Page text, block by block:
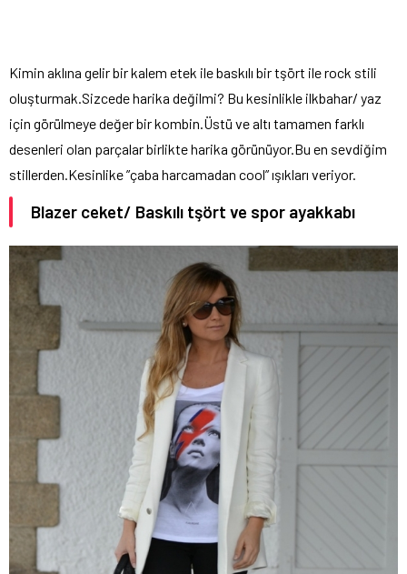
Kimin aklına gelir bir kalem etek ile baskılı bir tşört ile rock stili
oluşturmak.Sizcede harika değilmi? Bu kesinlikle ilkbahar/ yaz
için görülmeye değer bir kombin.Üstü ve altı tamamen farklı
desenleri olan parçalar birlikte harika görünüyor.Bu en sevdiğim
stillerden.Kesinlike ”çaba harcamadan cool” ışıkları veriyor.
Blazer ceket/ Baskılı tşört ve spor ayakkabı